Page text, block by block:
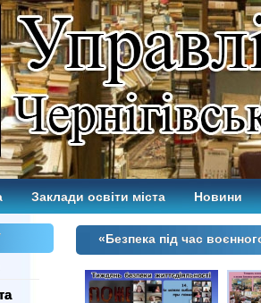
Заклади освіти міста Новини
«Безпека під час